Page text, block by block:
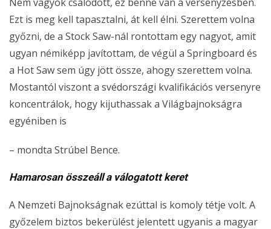
Ezt is meg kell tapasztalni, át kell élni. Szerettem volna
győzni, de a Stock Saw-nál rontottam egy nagyot, amit
ugyan némiképp javítottam, de végül a Springboard és
a Hot Saw sem úgy jött össze, ahogy szerettem volna.
Mostantól viszont a svédországi kvalifikációs versenyre
koncentrálok, hogy kijuthassak a Világbajnokságra
egyéniben is
– mondta Strúbel Bence.
Hamarosan összeáll a válogatott keret
A Nemzeti Bajnokságnak ezúttal is komoly tétje volt. A
győzelem biztos bekerülést jelentett ugyanis a magyar